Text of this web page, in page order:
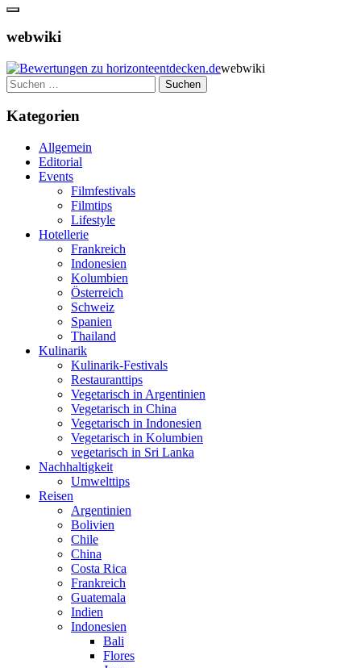
webwiki
webwiki
Suchen
nach:
Kategorien
Allgemein
Editorial
Events
Filmfestivals
Filmtips
Lifestyle
Hotellerie
Frankreich
Indonesien
Kolumbien
Österreich
Schweiz
Spanien
Thailand
Kulinarik
Kulinarik-Festivals
Restauranttips
Vegetarisch in Argentinien
Vegetarisch in China
Vegetarisch in Indonesien
Vegetarisch in Kolumbien
vegetarisch in Sri Lanka
Nachhaltigkeit
Umwelttips
Reisen
Argentinien
Bolivien
Chile
China
Costa Rica
Frankreich
Guatemala
Indien
Indonesien
Bali
Flores